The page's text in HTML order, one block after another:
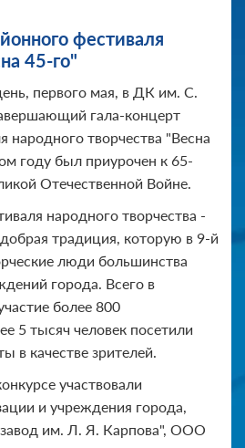
фестиваля
45-го"
первого мая, в ДК им. С.
гала-концерт
народного творчества "Весна
году был приурочен к 65-
Отечественной Войне.
народного творчества -
традиция, которую в 9-й
люди большинства
города. Всего в
более 800
5 тысяч человек посетили
в качестве зрителей.
участвовали
и учреждения города,
им. Л. Я. Карпова", ООО